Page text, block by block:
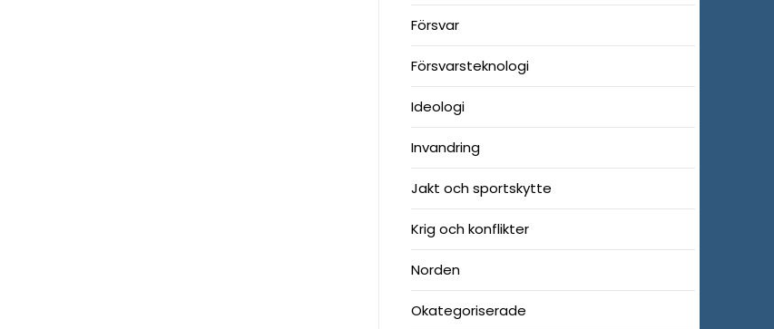
Försvar
Försvarsteknologi
Ideologi
Invandring
Jakt och sportskytte
Krig och konflikter
Norden
Okategoriserade